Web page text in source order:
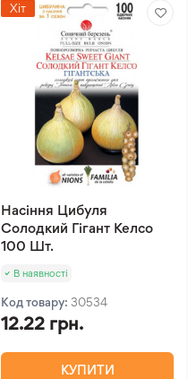
Хіт
Насіння Цибуля
Солодкий Гігант Келсо
100 Шт.
В наявності
Код товару: 30534
12.22 грн.
КУПИТИ